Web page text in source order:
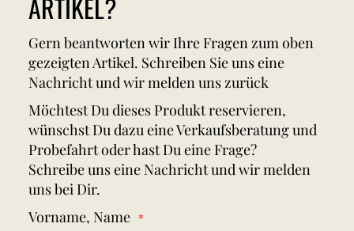
ARTIKEL?
Gern beantworten wir Ihre Fragen zum oben
gezeigten Artikel. Schreiben Sie uns eine
Nachricht und wir melden uns zurück
Möchtest Du dieses Produkt reservieren,
wünschst Du dazu eine Verkaufsberatung und
Probefahrt oder hast Du eine Frage?
Schreibe uns eine Nachricht und wir melden
uns bei Dir.
Vorname, Name